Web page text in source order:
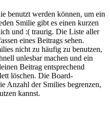
benutzt werden können, um ein
Smilie gibt es einen kurzen
und :( traurig. Die Liste aller
eines Beitrags sehen.
nicht zu häufig zu benutzen,
unlesbar machen und ein
Beitrag entsprechend
löschen. Die Board-
Anzahl der Smilies begrenzen,
kannst.